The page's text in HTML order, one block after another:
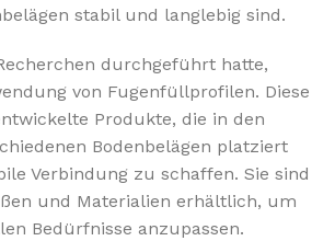
stabil und langlebig sind.
durchgeführt hatte,
von Fugenfüllprofilen. Diese
Produkte, die in den
Bodenbelägen platziert
Verbindung zu schaffen. Sie sind
und Materialien erhältlich, um
Bedürfnisse anzupassen.